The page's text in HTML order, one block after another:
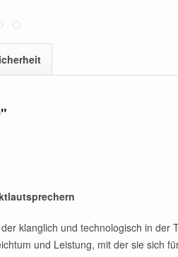
klanglich und technologisch in
und Leistung, mit der sie sich